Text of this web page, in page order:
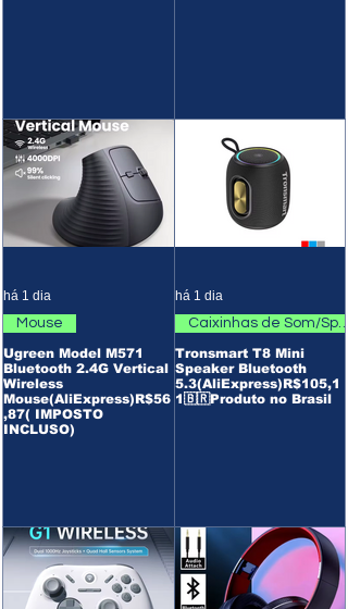
Ugreen Model M571
Bluetooth 2.4G Vertical
Wireless
Mouse(AliExpress)R$56
,87( IMPOSTO
INCLUSO)
Mouse
há 1 dia
Tronsmart T8 Mini
Speaker Bluetooth
5.3(AliExpress)R$105,1
1🇧🇷Produto no Brasil
há 1 dia